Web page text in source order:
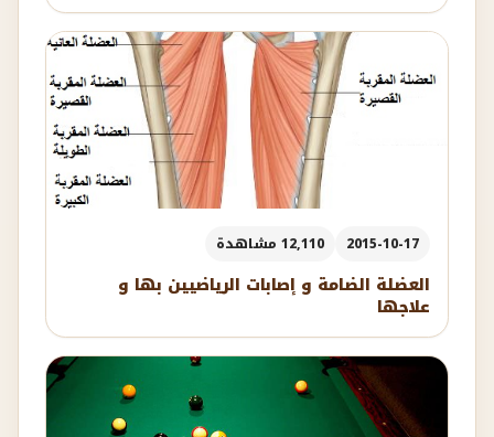
2015-10-17 12,110 مشاهدة
العضلة الضامة و إصابات الرياضيين بها و
علاجها